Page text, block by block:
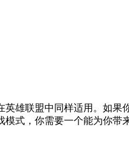
雄联盟中同样适用。如果
式，你需要一个能为你带